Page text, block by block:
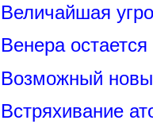
Величайшая
Венера
Возможный
Встряхивание